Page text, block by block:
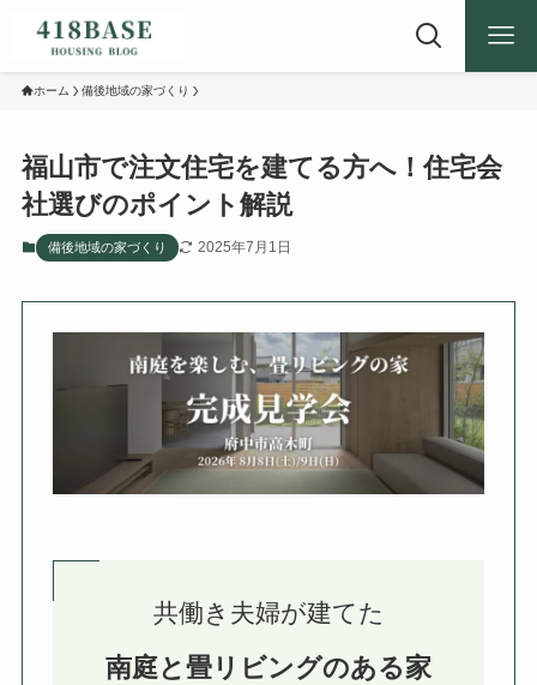
ホーム 備後地域の家づくり
福山市で注文住宅を建てる方へ！住宅会
社選びのポイント解説
備後地域の家づくり 2025年7月1日
共働き夫婦が建てた
南庭と畳リビングのある家